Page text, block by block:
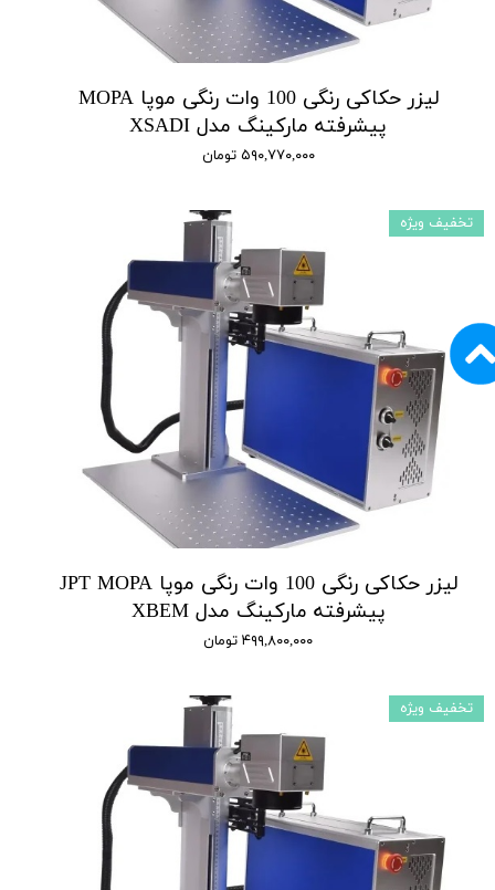
لیزر حکاکی رنگی 100 وات رنگی موپا MOPA
پیشرفته مارکینگ مدل XSADI
۵۹۰,۷۷۰,۰۰۰ تومان
لیزر حکاکی رنگی 100 وات رنگی موپا JPT MOPA
پیشرفته مارکینگ مدل XBEM
۴۹۹,۸۰۰,۰۰۰ تومان
تخفیف ویژه
تخفیف ویژه